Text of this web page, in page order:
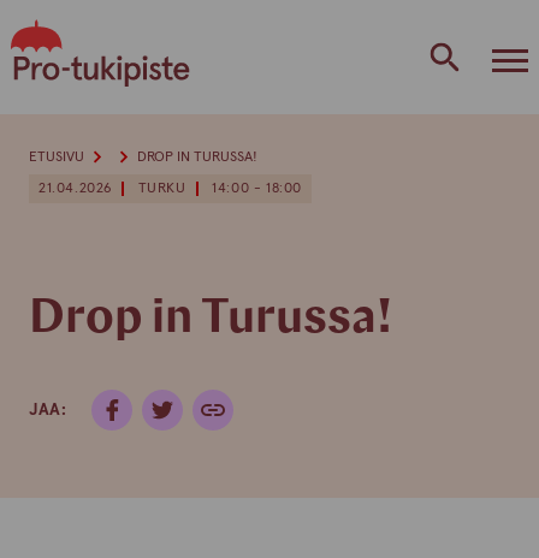
to
content
21.04.2026 TURKU 14:00 - 18:00
Drop in Turussa!
JAA:
ETUSIVU DROP IN TURUSSA!